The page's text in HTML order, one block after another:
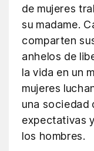
de mujeres
su madame.
comparten
anhelos de
la vida en un
mujeres
una sociedad
expectativas
los hombres.